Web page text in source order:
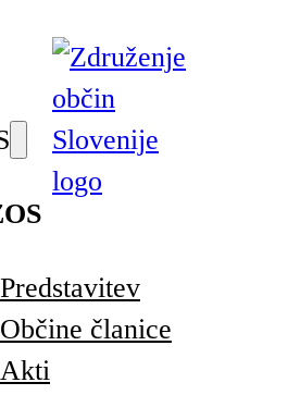
Predstavitev
Občine članice
Akti